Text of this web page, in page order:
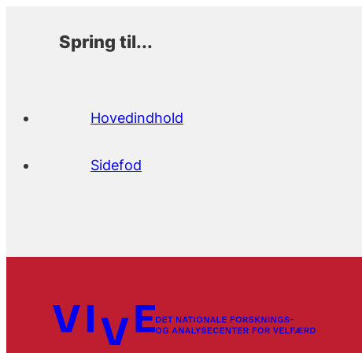
Spring til...
Hovedindhold
Sidefod